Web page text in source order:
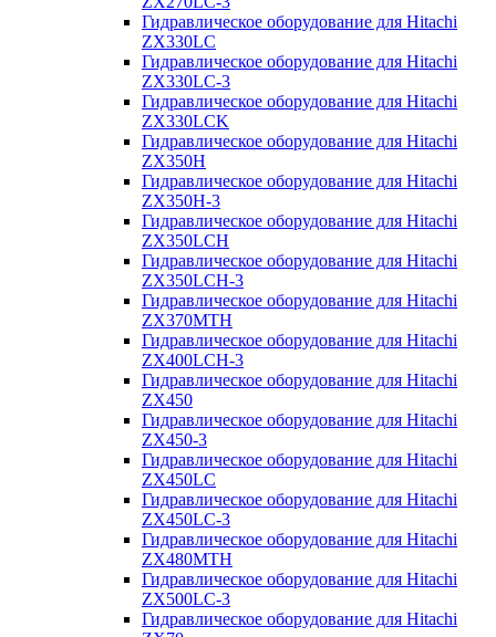
Гидравлическое оборудование для Hitachi
ZX330LC
Гидравлическое оборудование для Hitachi
ZX330LC-3
Гидравлическое оборудование для Hitachi
ZX330LCK
Гидравлическое оборудование для Hitachi
ZX350H
Гидравлическое оборудование для Hitachi
ZX350H-3
Гидравлическое оборудование для Hitachi
ZX350LCH
Гидравлическое оборудование для Hitachi
ZX350LCH-3
Гидравлическое оборудование для Hitachi
ZX370MTH
Гидравлическое оборудование для Hitachi
ZX400LCH-3
Гидравлическое оборудование для Hitachi
ZX450
Гидравлическое оборудование для Hitachi
ZX450-3
Гидравлическое оборудование для Hitachi
ZX450LC
Гидравлическое оборудование для Hitachi
ZX450LC-3
Гидравлическое оборудование для Hitachi
ZX480MTH
Гидравлическое оборудование для Hitachi
ZX500LC-3
Гидравлическое оборудование для Hitachi